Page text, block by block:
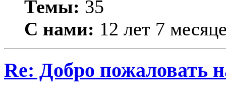
Темы: 35
С нами: 12 лет 7
Re: Добро пожаловать